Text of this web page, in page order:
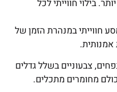
בילוי חווייתי לכל
חווייתי במנהרת הזמן של
אמנותית.
צבעוניים בשלל גדלים
כולם מחומרים מתכלים.